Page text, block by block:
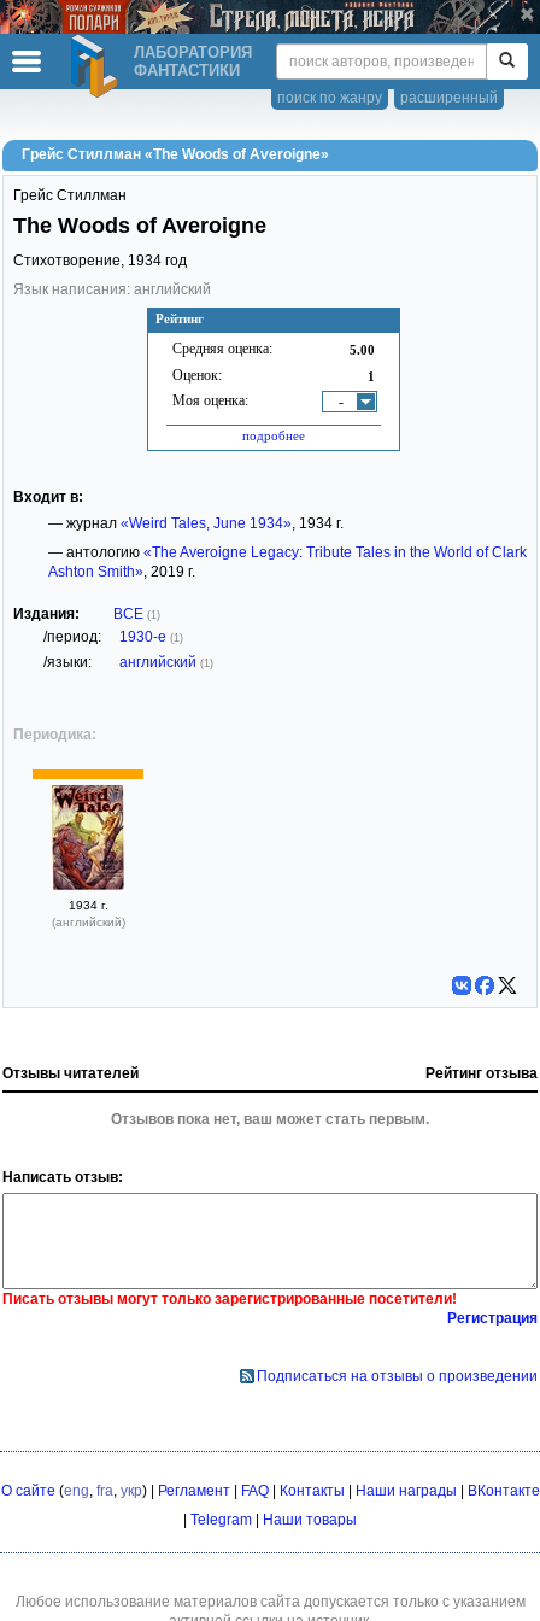
ЛАБОРАТОРИЯ
ФАНТАСТИКИ
расширенный
поиск по жанру
Грейс Стиллман «The Woods of Averoigne»
Рейтинг
Средняя оценка: 5.00
Оценок: 1
Моя оценка: -
подробнее
Грейс Стиллман
The Woods of Averoigne
Стихотворение, 1934 год
Язык написания: английский
Входит в:
— журнал «Weird Tales, June 1934», 1934 г.
— антологию «The Averoigne Legacy: Tribute Tales in the World of Clark
Ashton Smith», 2019 г.
Издания: ВСЕ (1)
/период: 1930-е (1)
/языки: английский (1)
Периодика:
1934 г.
(английский)
Отзывы читателей Рейтинг отзыва
Отзывов пока нет, ваш может стать первым.
Написать отзыв:
Писать отзывы могут только зарегистрированные посетители!
Регистрация
Подписаться на отзывы о произведении
О сайте (eng fra укр) | Регламент| FAQ| Контакты | Наши награды | ВКонтакте
| Telegram | Наши товары
Любое использование материалов сайта допускается только с указанием